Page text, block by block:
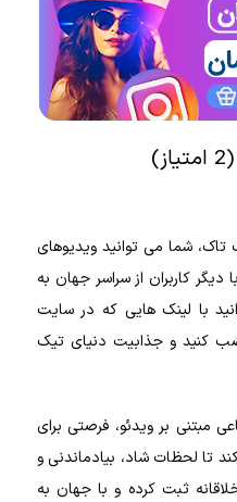
تاک، شما می‌ توانید ویدیو‌های
کاربران از سراسر جهان به
با لینک هایی که در سایت
نصب کنید و جذابیت دنیای تیک
مبتنی بر ویدئو، فرصتی برای
تا لحظات شاد، بیادماندنی و
ثبت کرده و با جهان به